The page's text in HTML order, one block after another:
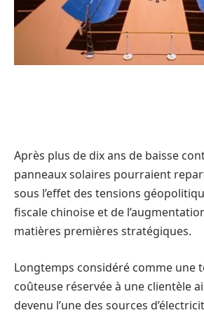
Après plus de dix ans de baisse
panneaux solaires pourraient
sous l’effet des tensions
fiscale chinoise et de
matières premières stratégiques.
Longtemps considéré comme une
coûteuse réservée à une clientèle
devenu l’une des sources